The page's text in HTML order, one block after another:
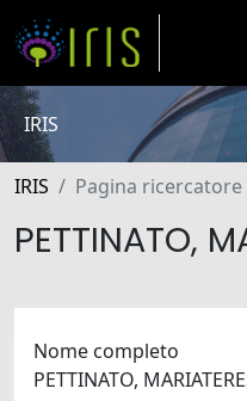
IRIS
IRIS Pagina ricercatore
PETTINATO,
Nome completo
PETTINATO,